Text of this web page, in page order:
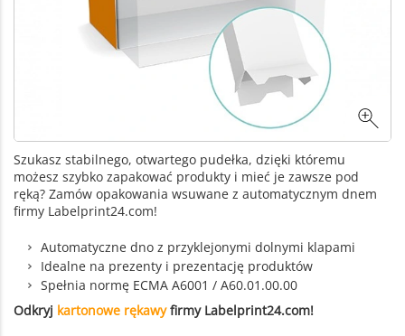
Szukasz stabilnego, otwartego pudełka, dzięki któremu
możesz szybko zapakować produkty i mieć je zawsze pod
ręką? Zamów opakowania wsuwane z automatycznym dnem
firmy Labelprint24.com!
Automatyczne dno z przyklejonymi dolnymi klapami
Idealne na prezenty i prezentację produktów
Spełnia normę ECMA A6001 / A60.01.00.00
Odkryj kartonowe rękawyfirmy Labelprint24.com!